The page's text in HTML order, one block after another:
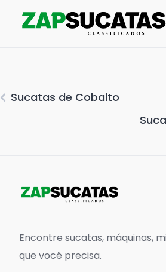
Sucatas de Cobalto
Encontre sucatas, máquinas,
que você precisa.